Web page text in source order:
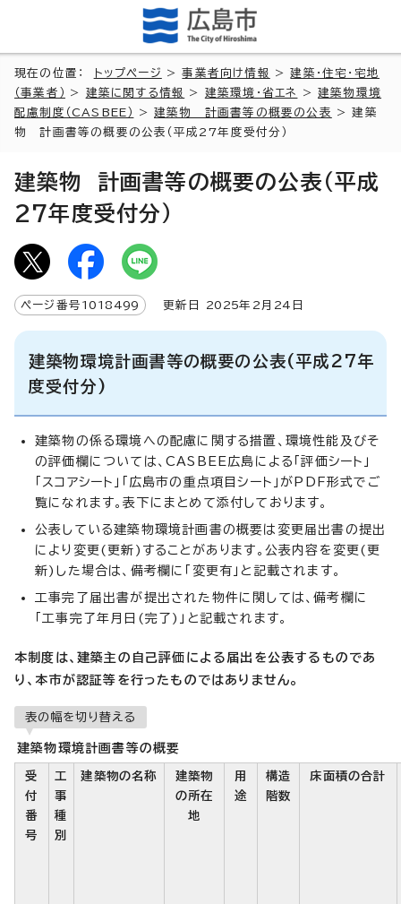
現在の位置： トップページ >事業者向け情報 >建築・住宅・宅地
（事業者）
> 建築に関する情報 > 建築環境・省エネ >建築物環境
配慮制度（CASBEE）
>建築物 計画書等の概要の公表
> 建築
物 計画書等の概要の公表（平成27年度受付分）
建築物 計画書等の概要の公表（平成
27年度受付分）
ページ番号 1018499 更新日 2025年2月 24 日
建築物環境計画書等の概要の公表(平成27年
度受付分)
建築物の係る環境への配慮に関する措置、環境性能及びそ
の評価欄については、CASBEE広島による「評価シート」
「スコアシート」「広島市の重点項目シート」がPDF形式でご
覧になれます。表下にまとめて添付しております。
公表している建築物環境計画書の概要は変更届出書の提出
により変更(更新)することがあります。公表内容を変更(更
新)した場合は、備考欄に「変更有」と記載されます。
工事完了届出書が提出された物件に関しては、備考欄に
「工事完了年月日(完了)」と記載されます。
本制度は、建築主の自己評価による届出を公表するものであ
り、本市が認証等を行ったものではありません。
表の幅を切り替える
建築物環境計画書等の概要
受
付
番
号
工
事
種
別
建築物の名称
建築物
の所在
地
用
途
構造
階数
床面積の合計